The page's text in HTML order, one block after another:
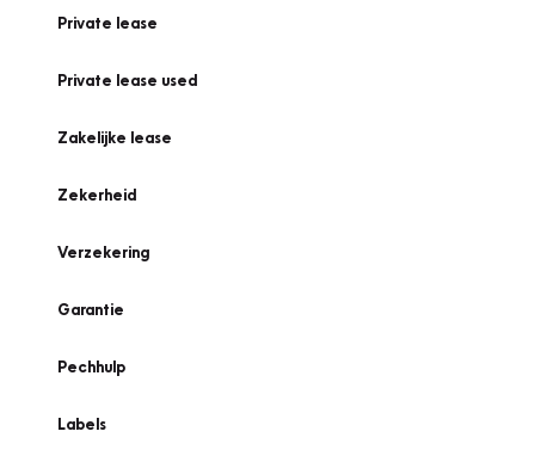
Private lease
Private lease used
Zakelijke lease
Zekerheid
Verzekering
Garantie
Pechhulp
Labels